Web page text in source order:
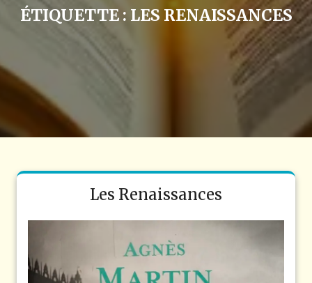
ÉTIQUETTE : LES RENAISSANCES
Les Renaissances